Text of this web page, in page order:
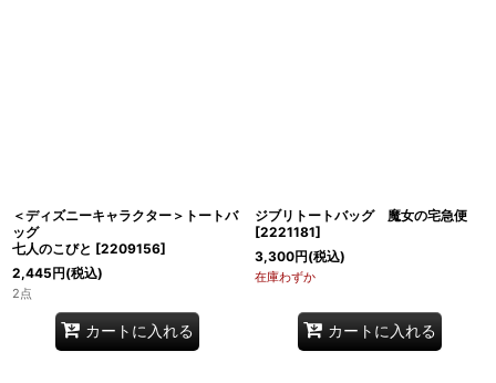
＜ディズニーキャラクター＞トートバ
ッグ
七人のこびと [2209156]
2,445円(税込)
2点
カートに入れる
ジブリトートバッグ 魔女の宅急便
[2221181]
3,300円(税込)
在庫わずか
カートに入れる